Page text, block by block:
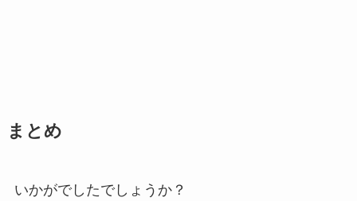
まとめ
いかがでしたでしょうか？